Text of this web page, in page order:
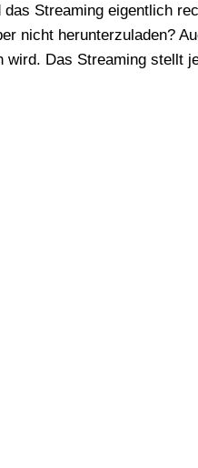
das Streaming eigentlich
nicht herunterzuladen?
wird. Das Streaming stellt